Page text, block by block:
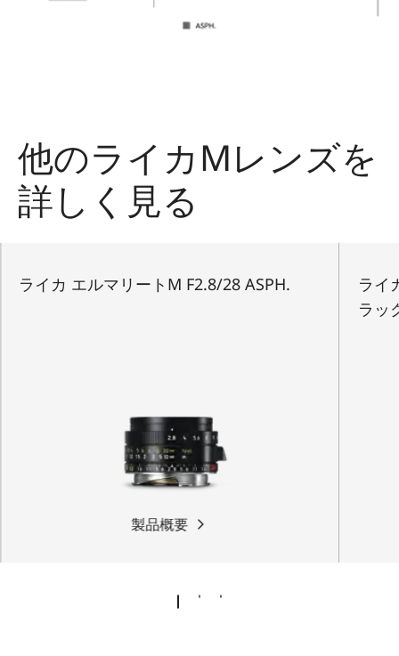
他のライカMレンズを
詳しく見る
ライカ エルマリートM F2.8/28 ASPH.
製品概要
ライ
ラッ